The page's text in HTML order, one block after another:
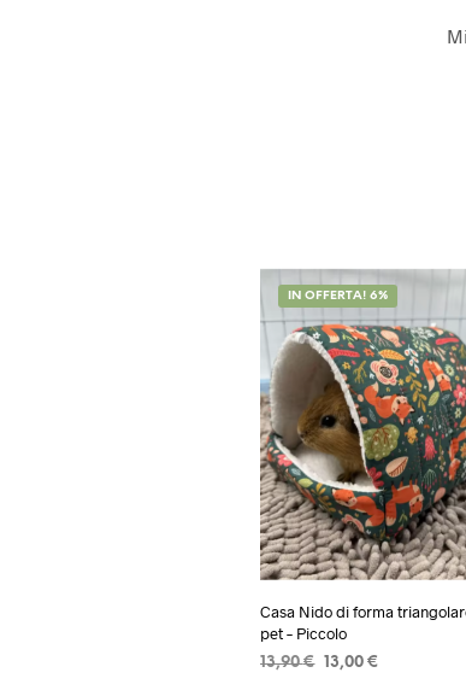
IN OFFERTA! 6%
Casa Nido di forma
pet – Piccolo
13,90€ Il 13,00 €Il